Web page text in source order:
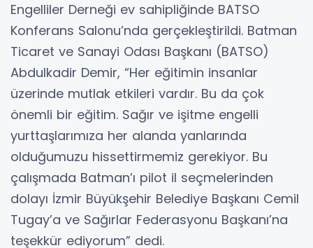
Engelliler Derneği ev sahipliğinde BATSO
Konferans Salonu’nda gerçekleştirildi. Batman
Ticaret ve Sanayi Odası Başkanı (BATSO)
Abdulkadir Demir, “Her eğitimin insanlar
üzerinde mutlak etkileri vardır. Bu da çok
önemli bir eğitim. Sağır ve işitme engelli
yurttaşlarımıza her alanda yanlarında
olduğumuzu hissettirmemiz gerekiyor. Bu
çalışmada Batman’ı pilot il seçmelerinden
dolayı İzmir Büyükşehir Belediye Başkanı Cemil
Tugay’a ve Sağırlar Federasyonu Başkanı’na
teşekkür ediyorum” dedi.